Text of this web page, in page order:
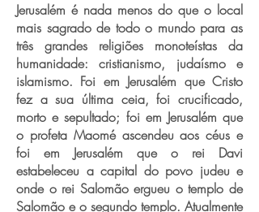
Jerusalém é nada menos do que o local
mais sagrado de todo o mundo para as
três grandes religiões monoteístas da
humanidade: cristianismo, judaísmo e
islamismo. Foi em Jerusalém que Cristo
fez a sua última ceia, foi crucificado,
morto e sepultado; foi em Jerusalém que
o profeta Maomé ascendeu aos céus e
foi em Jerusalém que o rei Davi
estabeleceu a capital do povo judeu e
onde o rei Salomão ergueu o templo de
Salomão e o segundo templo. Atualmente